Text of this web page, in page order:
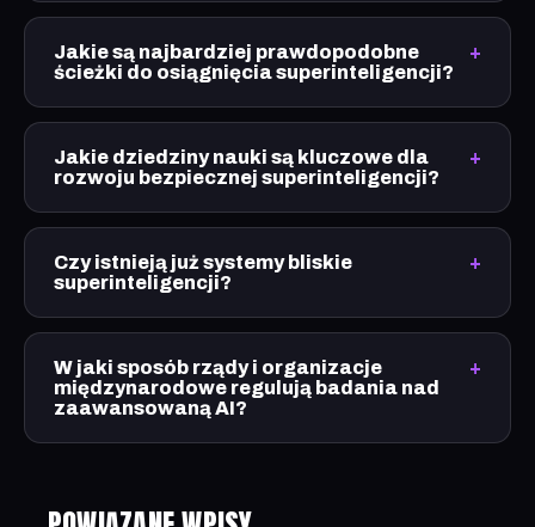
Jakie są najbardziej prawdopodobne
ścieżki do osiągnięcia superinteligencji?
Jakie dziedziny nauki są kluczowe dla
rozwoju bezpiecznej superinteligencji?
Czy istnieją już systemy bliskie
superinteligencji?
W jaki sposób rządy i organizacje
międzynarodowe regulują badania nad
zaawansowaną AI?